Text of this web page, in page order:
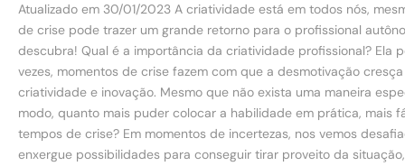
Atualizado em 30/01/2023 A criatividade está em todos nós,
de crise pode trazer um grande retorno para o profissional
descubra! Qual é a importância da criatividade profissional? Ela
vezes, momentos de crise fazem com que a desmotivação
criatividade e inovação. Mesmo que não exista uma maneira
modo, quanto mais puder colocar a habilidade em prática, mais
tempos de crise? Em momentos de incertezas, nos vemos
enxergue possibilidades para conseguir tirar proveito da